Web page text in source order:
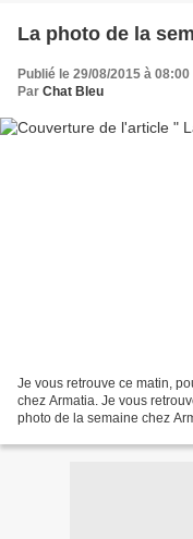
La photo de la
Publié le 29/08/2015 à 08:00
Par Chat Bleu
Je vous retrouve ce matin,
chez Armatia. Je vous
photo de la semaine chez